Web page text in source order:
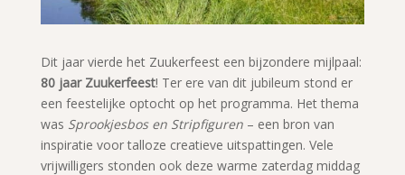
Dit jaar vierde het Zuukerfeest een bijzondere mijlpaal:
80 jaar Zuukerfeest! Ter ere van dit jubileum stond er
een feestelijke optocht op het programma. Het thema
was Sprookjesbos en Stripfiguren– een bron van
inspiratie voor talloze creatieve uitspattingen. Vele
vrijwilligers stonden ook deze warme zaterdag middag